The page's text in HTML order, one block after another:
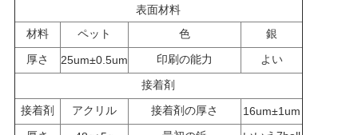
用
を
要
求
表面材料
材料
ペット 色
銀
厚さ
25um±0.5um 印刷の能力
よい
接着剤
接着剤
アクリル 接着剤の厚さ
16um±1um